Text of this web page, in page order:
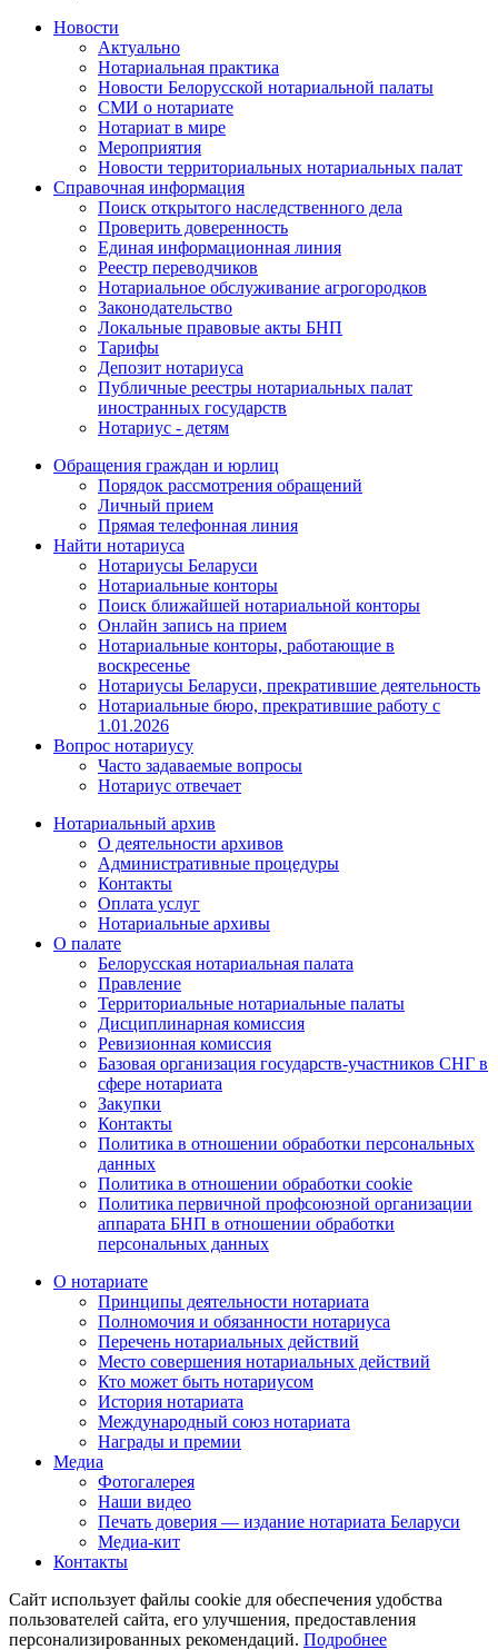
Новости
Актуально
Нотариальная практика
Новости Белорусской нотариальной палаты
СМИ о нотариате
Нотариат в мире
Мероприятия
Новости территориальных нотариальных палат
Справочная информация
Поиск открытого наследственного дела
Проверить доверенность
Единая информационная линия
Реестр переводчиков
Нотариальное обслуживание агрогородков
Законодательство
Локальные правовые акты БНП
Тарифы
Депозит нотариуса
Публичные реестры нотариальных палат
иностранных государств
Нотариус - детям
Обращения граждан и юрлиц
Порядок рассмотрения обращений
Личный прием
Прямая телефонная линия
Найти нотариуса
Нотариусы Беларуси
Нотариальные конторы
Поиск ближайшей нотариальной конторы
Онлайн запись на прием
Нотариальные конторы, работающие в
воскресенье
Нотариусы Беларуси, прекратившие деятельность
Нотариальные бюро, прекратившие работу с
1.01.2026
Вопрос нотариусу
Часто задаваемые вопросы
Нотариус отвечает
Нотариальный архив
О деятельности архивов
Административные процедуры
Контакты
Оплата услуг
Нотариальные архивы
О палате
Белорусская нотариальная палата
Правление
Территориальные нотариальные палаты
Дисциплинарная комиссия
Ревизионная комиссия
Базовая организация государств-участников СНГ в
сфере нотариата
Закупки
Контакты
Политика в отношении обработки персональных
данных
Политика в отношении обработки cookie
Политика первичной профсоюзной организации
аппарата БНП в отношении обработки
персональных данных
О нотариате
Принципы деятельности нотариата
Полномочия и обязанности нотариуса
Перечень нотариальных действий
Место совершения нотариальных действий
Кто может быть нотариусом
История нотариата
Международный союз нотариата
Награды и премии
Медиа
Фотогалерея
Наши видео
Печать доверия — издание нотариата Беларуси
Медиа-кит
Контакты
Сайт использует файлы cookie для обеспечения удобства
пользователей сайта, его улучшения, предоставления
персонализированных рекомендаций. Подробнее